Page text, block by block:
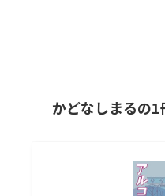
かどなしまるの1